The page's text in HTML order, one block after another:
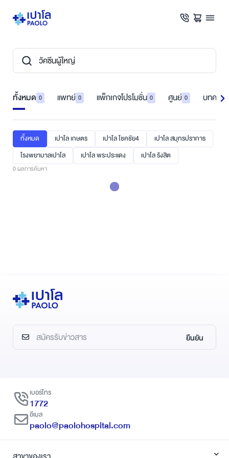
ทั้งหมด 0 แพทย์ 0 แพ็กเกจโปรโมชั่น 0 ศูนย์ 0 บทควา
ทั้งหมด เปาโล เกษตร เปาโล โชคชัย4
เปาโล สมุทรปราการ
โรงพยาบาลเปาโล
เปาโล พระประแดง เปาโล รังสิต
0ผลการค้นหา
ยืนยัน
เบอร์โทร
1772
อีเมล
paolo@paolohospital.com